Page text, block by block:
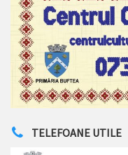
TELEFOANE UTILE